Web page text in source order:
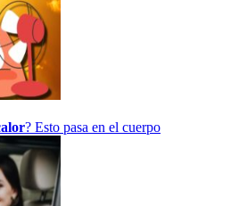
? Esto pasa en el cuerpo